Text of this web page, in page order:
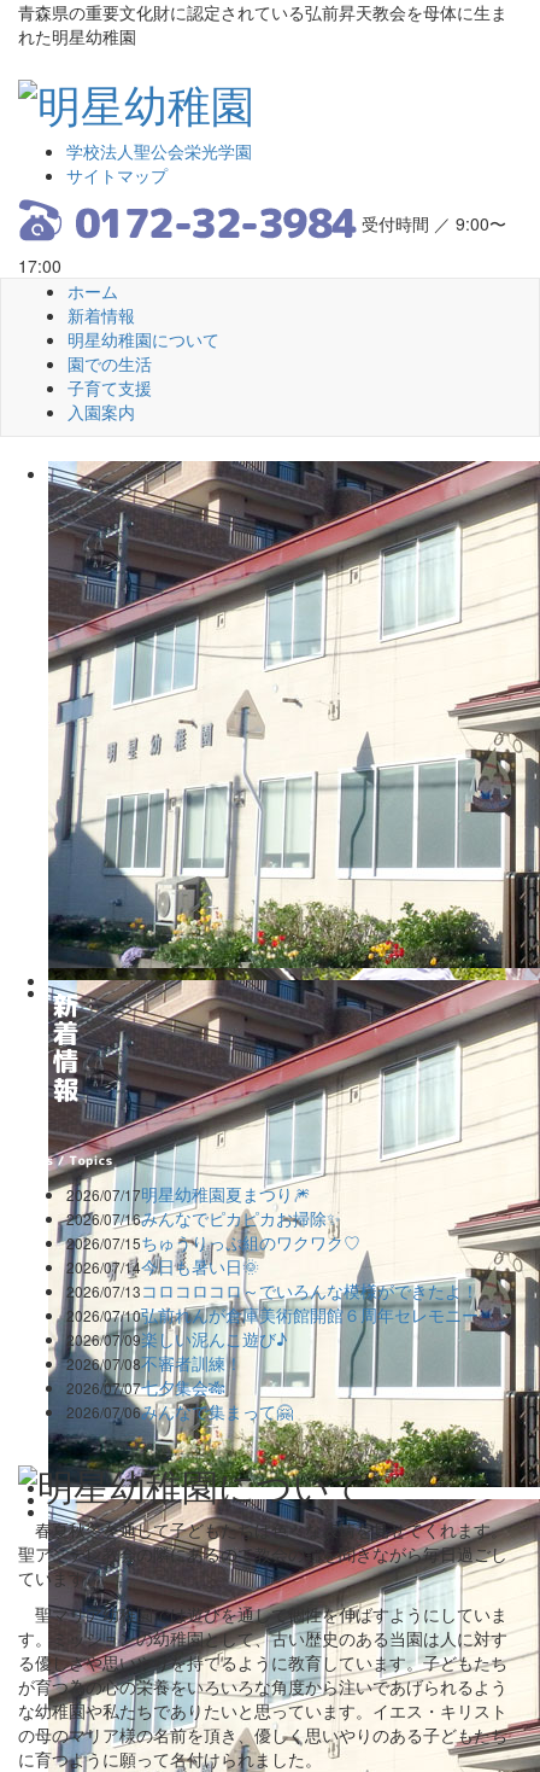
青森県の重要文化財に認定されている弘前昇天教会を母体に生ま
れた明星幼稚園
学校法人聖公会栄光学園
サイトマップ
受付時間 ／ 9:00〜
17:00
ホーム
新着情報
明星幼稚園について
園での生活
子育て支援
入園案内
2026/07/17明星幼稚園夏まつり🎆
2026/07/16みんなでピカピカお掃除✨
2026/07/15ちゅうりっぷ組のワクワク♡
2026/07/14今日も暑い日🌞
2026/07/13コロコロコロ～でいろんな模様ができたよ！
2026/07/10弘前れんが倉庫美術館開館６周年セレモニー
2026/07/09楽しい泥んこ遊び♪
2026/07/08不審者訓練！
2026/07/07七夕集会🎋
2026/07/06みんなで集まって🤗
春夏秋冬を通して子どもたちは色々な表情を見せてくれます。
聖アンデレ教会の隣にあるので教会の鐘を聞きながら毎日過ごし
ています。
聖マリア幼稚園では遊びを通して個性を伸ばすようにしていま
す。ミッションの幼稚園として、古い歴史のある当園は人に対す
る優しさや思いやりを持てるように教育しています。子どもたち
が育つ為の心の栄養をいろいろな角度から注いであげられるよう
な幼稚園や私たちでありたいと思っています。イエス・キリスト
の母のマリア様の名前を頂き、優しく思いやりのある子どもたち
に育つように願って名付けられました。